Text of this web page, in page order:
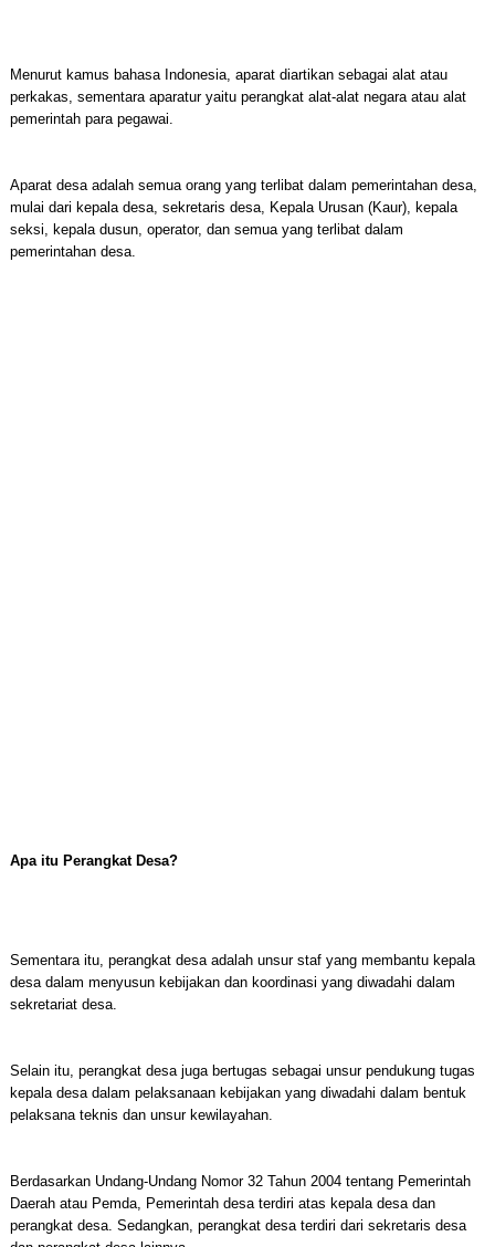
Menurut kamus bahasa Indonesia, aparat diartikan sebagai alat atau
perkakas, sementara aparatur yaitu perangkat alat-alat negara atau alat
pemerintah para pegawai.
Aparat desa adalah semua orang yang terlibat dalam pemerintahan desa,
mulai dari kepala desa, sekretaris desa, Kepala Urusan (Kaur), kepala
seksi, kepala dusun, operator, dan semua yang terlibat dalam
pemerintahan desa.
Apa itu Perangkat Desa?
Sementara itu, perangkat desa adalah unsur staf yang membantu kepala
desa dalam menyusun kebijakan dan koordinasi yang diwadahi dalam
sekretariat desa.
Selain itu, perangkat desa juga bertugas sebagai unsur pendukung tugas
kepala desa dalam pelaksanaan kebijakan yang diwadahi dalam bentuk
pelaksana teknis dan unsur kewilayahan.
Berdasarkan Undang-Undang Nomor 32 Tahun 2004 tentang Pemerintah
Daerah atau Pemda, Pemerintah desa terdiri atas kepala desa dan
perangkat desa. Sedangkan, perangkat desa terdiri dari sekretaris desa